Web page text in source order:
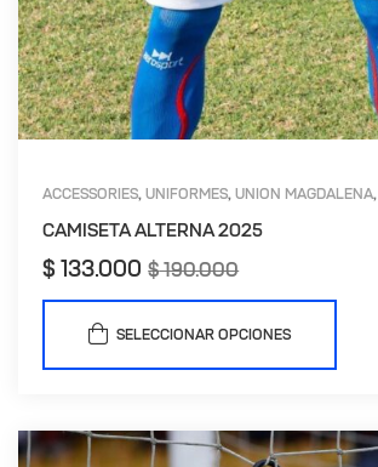
ACCESSORIES, UNIFORMES, UNION MAGDALENA,
CAMISETA ALTERNA 2025
$190.000
$ 133.000
SELECCIONAR OPCIONES